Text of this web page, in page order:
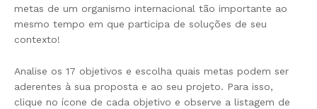
metas de um organismo internacional tão importante ao
mesmo tempo em que participa de soluções de seu
contexto!
Analise os 17 objetivos e escolha quais metas podem ser
aderentes à sua proposta e ao seu projeto. Para isso,
clique no ícone de cada objetivo e observe a listagem de